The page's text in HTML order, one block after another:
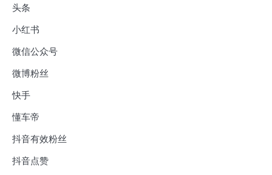
头条
小红书
微信公众号
微博粉丝
快手
懂车帝
抖音有效粉丝
抖音点赞